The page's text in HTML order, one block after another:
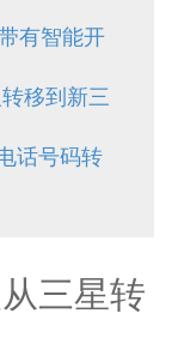
有智能开
移到新三
话号码转
三星转